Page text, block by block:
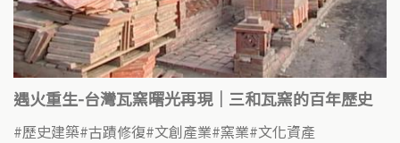
遇火重生-台灣瓦窯曙光再現｜三和瓦窯的百年歷史
歷史建築 古蹟修復 文創產業 窯業 文化資產